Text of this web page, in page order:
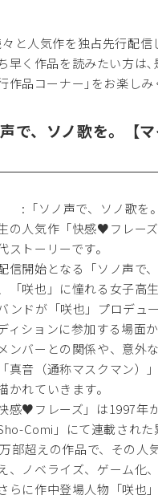
と人気作を独占先行配信
早く作品を読みたい方は
作品コーナー｣をお楽しみ
で、ソノ歌を。【マ
「ソノ声で、ソノ歌を
の人気作「快感♥フレー
ストーリーです。
信開始となる「ソノ声で、
「咲也」に憧れる女子高
ンドが「咲也」プロデュ
ィションに参加する場面
ンバーとの関係や、意外
真音（通称マスクマン）
かれていきます。
感♥フレーズ」は1997年
Comi」にて連載された
部超えの作品で、その人
、ノベライズ、ゲーム化
らに作中登場人物「咲也